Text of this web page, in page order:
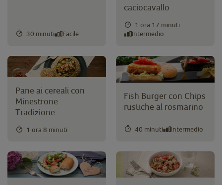
30 minuti Facile
caciocavallo
1 ora 17 minuti
Intermedio
Pane ai cereali con
Minestrone
Tradizione
1 ora 8 minuti
Fish Burger con Chips
rustiche al rosmarino
40 minuti Intermedio